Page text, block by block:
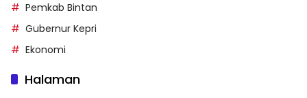
Pemkab Bintan
Gubernur Kepri
Ekonomi
Halaman